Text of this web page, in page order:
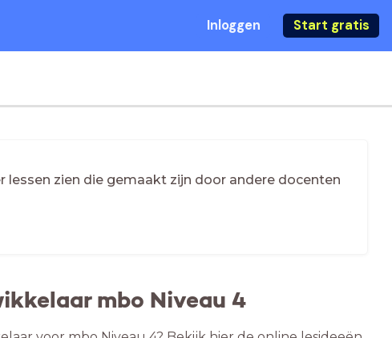
Inloggen Start gratis
lessen zien die gemaakt zijn door andere docenten
mbo Niveau 4